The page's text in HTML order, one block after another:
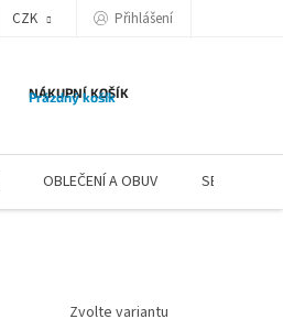
CZK Přihlášení
NÁKUPNÍ KOŠÍK
Prázdný košík
OBLEČENÍ A OBUV SERVIS
Zvolte variantu